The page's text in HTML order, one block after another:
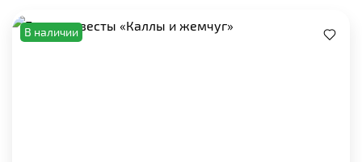
В наличии